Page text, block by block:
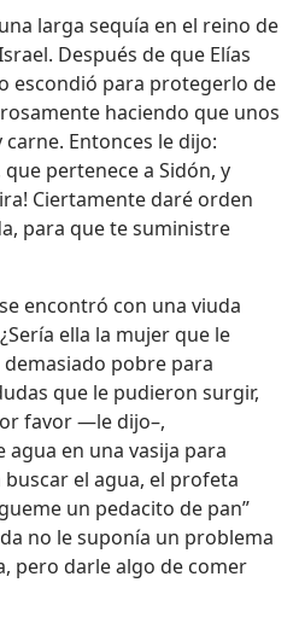
larga sequía en el reino de
Después de que Elías
escondió para protegerlo de
haciendo que unos
Entonces le dijo:
que pertenece a Sidón, y
Ciertamente daré orden
para que te suministre
encontró con una viuda
ella la mujer que le
pobre para
que le pudieron surgir,
favor —le dijo–,
en una vasija para
buscar el agua, el profeta
un pedacito de pan”
no le suponía un problema
pero darle algo de comer